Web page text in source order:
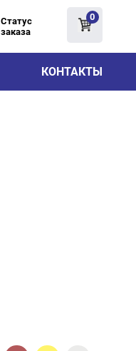
Статус
заказа
0
КОНТАКТЫ